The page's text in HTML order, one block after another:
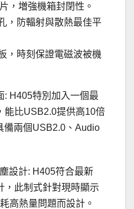
，増強機箱封閉性。
，防輻射與散熱最佳平
，時刻保證電磁波被機
: H405特別加入一個最
能比USB2.0提供高10倍
備兩個USB2.0、Audio
設計: H405符合最新
，此制式針對現時顯示
高熱量問題而設計。